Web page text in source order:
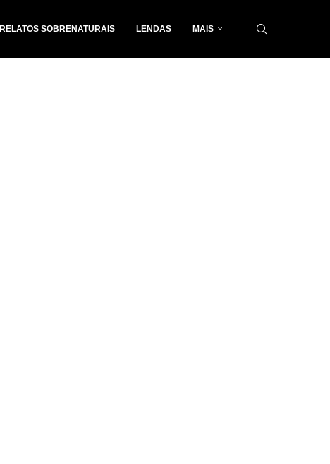
RELATOS SOBRENATURAIS LENDAS MAIS